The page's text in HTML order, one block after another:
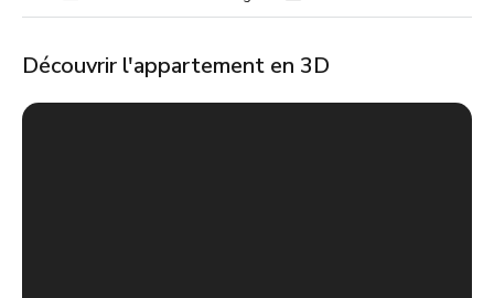
Découvrir l'appartement en 3D